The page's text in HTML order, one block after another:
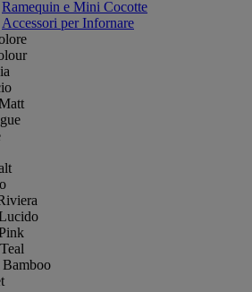
Ramequin e Mini Cocotte
Accessori per Infornare
Bamboo